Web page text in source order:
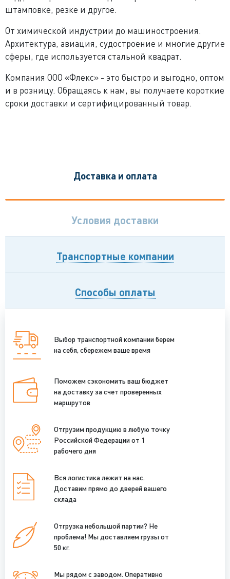
штамповке, резке и другое.
От химической индустрии до машиностроения.
Архитектура, авиация, судостроение и многие другие
сферы, где используется стальной квадрат.
Компания ООО «Флекс» - это быстро и выгодно, оптом
и в розницу. Обращаясь к нам, вы получаете короткие
сроки доставки и сертифицированный товар.
Доставка и оплата
Условия доставки
Транспортные компании
Способы оплаты
Выбор транспортной компании берем
на себя, сбережем ваше время
Поможем сэкономить ваш бюджет
на доставку за счет проверенных
маршрутов
Отгрузим продукцию в любую точку
Российской Федерации от 1
рабочего дня
Вся логистика лежит на нас.
Доставим прямо до дверей вашего
склада
Отгрузка небольшой партии? Не
проблема! Мы доставляем грузы от
50 кг.
Мы рядом с заводом. Оперативно